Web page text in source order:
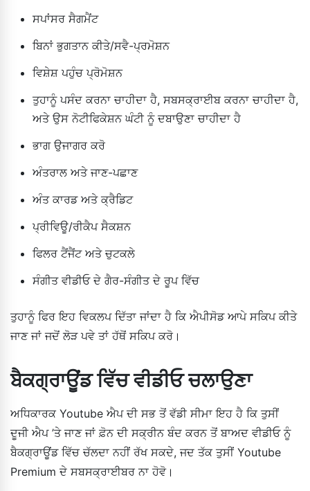
ਸਪਾਂਸਰ ਸੈਗਮੈਂਟ
ਬਿਨਾਂ ਭੁਗਤਾਨ ਕੀਤੇ/ਸਵੈ-ਪ੍ਰਮੋਸ਼ਨ
ਵਿਸ਼ੇਸ਼ ਪਹੁੰਚ ਪ੍ਰੋਮੋਸ਼ਨ
ਤੁਹਾਨੂੰ ਪਸੰਦ ਕਰਨਾ ਚਾਹੀਦਾ ਹੈ, ਸਬਸਕ੍ਰਾਈਬ ਕਰਨਾ ਚਾਹੀਦਾ ਹੈ,
ਅਤੇ ਉਸ ਨੋਟੀਫਿਕੇਸ਼ਨ ਘੰਟੀ ਨੂੰ ਦਬਾਉਣਾ ਚਾਹੀਦਾ ਹੈ
ਭਾਗ ਉਜਾਗਰ ਕਰੋ
ਅੰਤਰਾਲ ਅਤੇ ਜਾਣ-ਪਛਾਣ
ਅੰਤ ਕਾਰਡ ਅਤੇ ਕ੍ਰੈਡਿਟ
ਪ੍ਰੀਵਿਊ/ਰੀਕੈਪ ਸੈਕਸ਼ਨ
ਫਿਲਰ ਟੈਂਜੈਂਟ ਅਤੇ ਚੁਟਕਲੇ
ਸੰਗੀਤ ਵੀਡੀਓ ਦੇ ਗੈਰ-ਸੰਗੀਤ ਦੇ ਰੂਪ ਵਿੱਚ
ਤੁਹਾਨੂੰ ਫਿਰ ਇਹ ਵਿਕਲਪ ਦਿੱਤਾ ਜਾਂਦਾ ਹੈ ਕਿ ਐਪੀਸੋਡ ਆਪੇ ਸਕਿਪ ਕੀਤੇ
ਜਾਣ ਜਾਂ ਜਦੋਂ ਲੋੜ ਪਵੇ ਤਾਂ ਹੱਥੋਂ ਸਕਿਪ ਕਰੋ।
ਬੈਕਗ੍ਰਾਊਂਡ ਵਿੱਚ ਵੀਡੀਓ ਚਲਾਉਣਾ
ਅਧਿਕਾਰਕ Youtube ਐਪ ਦੀ ਸਭ ਤੋਂ ਵੱਡੀ ਸੀਮਾ ਇਹ ਹੈ ਕਿ ਤੁਸੀਂ
ਦੂਜੀ ਐਪ ’ਤੇ ਜਾਣ ਜਾਂ ਫ਼ੋਨ ਦੀ ਸਕ੍ਰੀਨ ਬੰਦ ਕਰਨ ਤੋਂ ਬਾਅਦ ਵੀਡੀਓ ਨੂੰ
ਬੈਕਗ੍ਰਾਊਂਡ ਵਿੱਚ ਚੱਲਦਾ ਨਹੀਂ ਰੱਖ ਸਕਦੇ, ਜਦ ਤੱਕ ਤੁਸੀਂ Youtube
Premium ਦੇ ਸਬਸਕ੍ਰਾਈਬਰ ਨਾ ਹੋਵੋ।